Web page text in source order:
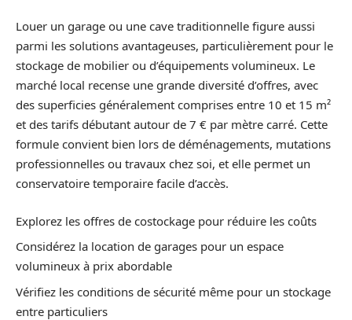
Louer un garage ou une cave traditionnelle figure aussi
parmi les solutions avantageuses, particulièrement pour le
stockage de mobilier ou d’équipements volumineux. Le
marché local recense une grande diversité d’offres, avec
des superficies généralement comprises entre 10 et 15 m²
et des tarifs débutant autour de 7 € par mètre carré. Cette
formule convient bien lors de déménagements, mutations
professionnelles ou travaux chez soi, et elle permet un
conservatoire temporaire facile d’accès.
Explorez les offres de costockage pour réduire les coûts
Considérez la location de garages pour un espace
volumineux à prix abordable
Vérifiez les conditions de sécurité même pour un stockage
entre particuliers